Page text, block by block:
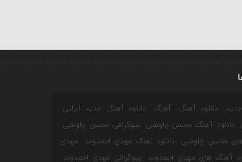
دانلود آهنگ آهنگ
دانلود آهنگ جدید ایرانی
دانلود آهنگ محسن چاوشی
بیوگرافی محسن چاوشی
های محسن چاوشی
دانلود آهنگ مهدی احمدوند
مهدی
آهنگ های مهدی احمدوند بیوگرافی مهدی احمدوند